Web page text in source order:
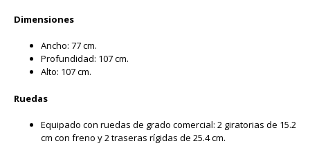
Dimensiones
Ancho: 77 cm.
Profundidad: 107 cm.
Alto: 107 cm.
Ruedas
Equipado con ruedas de grado comercial: 2 giratorias de 15.2
cm con freno y 2 traseras rígidas de 25.4 cm.